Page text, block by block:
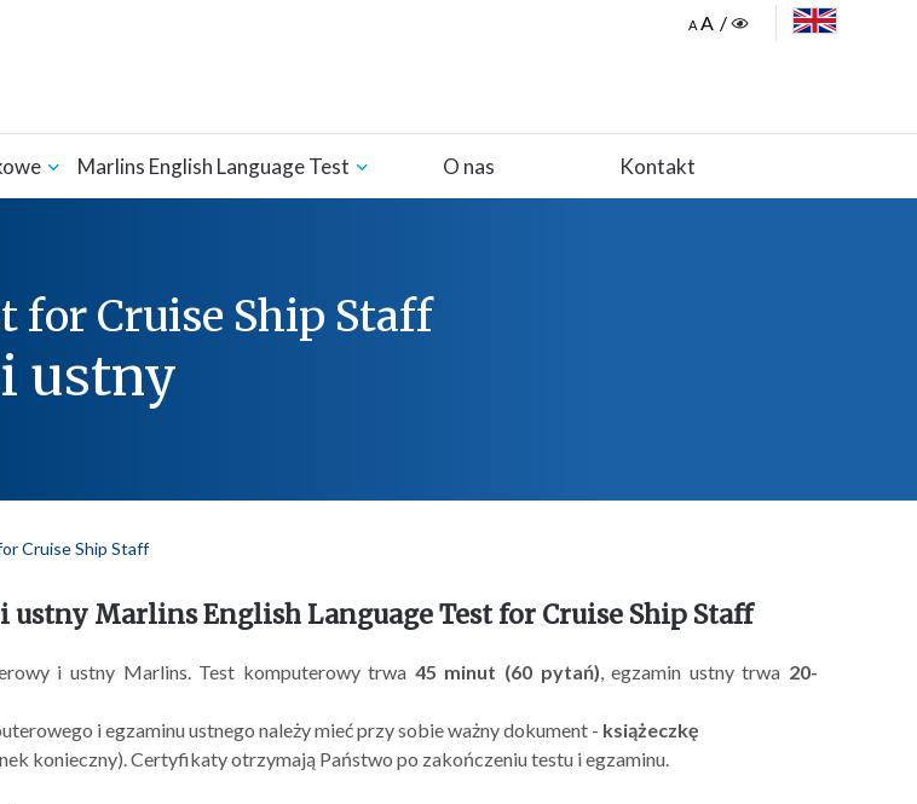
Marlins English Language Test O nas Kontakt
for Cruise Ship Staff
ustny
Cruise Ship Staff
ustny Marlins English Language Test for Cruise Ship Staff
i ustny Marlins. Test komputerowy trwa 45 minut (60 pytań), egzamin ustny trwa 20-
i egzaminu ustnego należy mieć przy sobie ważny dokument - książeczkę
konieczny). Certyfikaty otrzymają Państwo po zakończeniu testu i egzaminu.